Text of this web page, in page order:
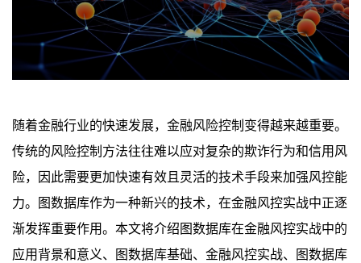
随着金融行业的快速发展，金融风险控制变得越来越重要。
传统的风险控制方法往往难以应对复杂的欺诈行为和信用风
险，因此需要更加快速有效且灵活的技术手段来加强风控能
力。图数据库作为一种新兴的技术，在金融风控实战中正逐
渐发挥重要作用。本文将介绍图数据库在金融风控实战中的
应用背景和意义、图数据库基础、金融风控实战、图数据库